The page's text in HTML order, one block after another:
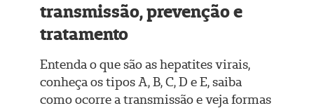
transmissão, prevenção e
tratamento
Entenda o que são as hepatites virais,
conheça os tipos A, B, C, D e E, saiba
como ocorre a transmissão e veja formas